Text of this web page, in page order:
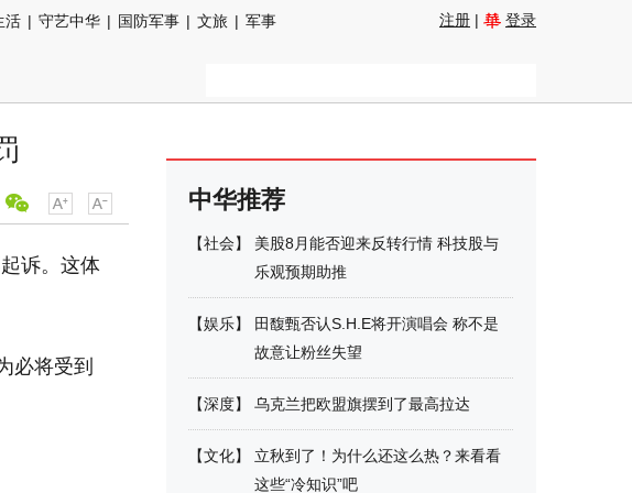
活 | 守艺中华 | 国防军事 | 文旅 | 军事 注册 | 登录
诉。这体
必将受到
中华推荐
【社会】
美股8月能否迎来反转行情 科技股与
乐观预期助推
【娱乐】
田馥甄否认S.H.E将开演唱会 称不是
故意让粉丝失望
【深度】 乌克兰把欧盟旗摆到了最高拉达
【文化】
立秋到了！为什么还这么热？来看看
这些“冷知识”吧